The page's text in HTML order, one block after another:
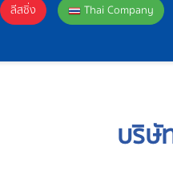
ลีสซิ่ง Thai Company
บริษั